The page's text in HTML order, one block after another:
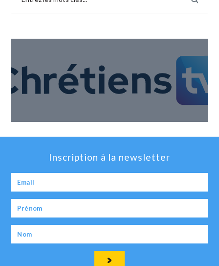
Inscription à la newsletter